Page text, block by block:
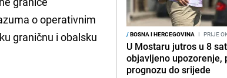
o operativnim
graničnu i obalsku
/BOSNA I HERCEGOVINA I PRIJE
U Mostaru jutros u 8
objavljeno upozorenje,
prognozu do srijede